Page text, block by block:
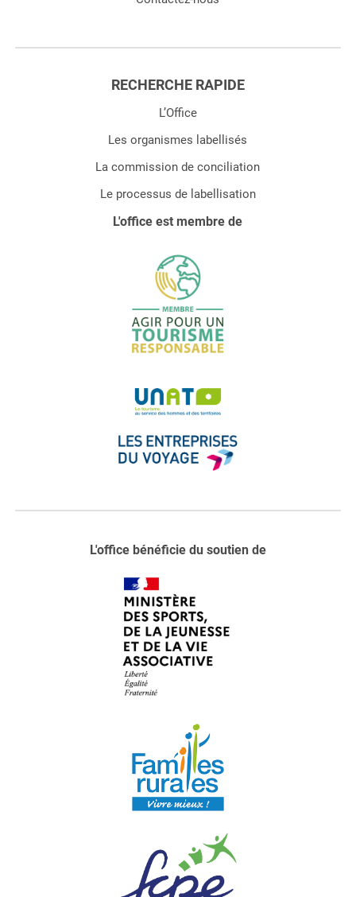
RECHERCHE RAPIDE
L’Office
Les organismes labellisés
La commission de conciliation
Le processus de labellisation
L'office est membre de
L'office bénéficie du soutien de